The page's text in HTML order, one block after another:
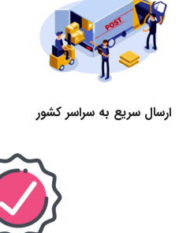
ارسال سریع به سراسر کشور